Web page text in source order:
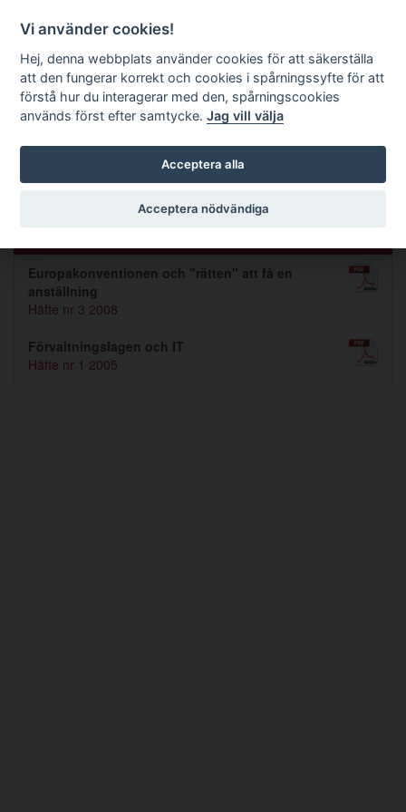
Förvaltningsrättslig tidskrift
Sök
Roger Petersson
Europakonventionen och "rätten" att få en
anställning
Häfte nr 3 2008
Förvaltningslagen och IT
Häfte nr 1 2005
Vi använder cookies!
Hej, denna webbplats använder cookies för att säkerställa
att den fungerar korrekt och cookies i spårningssyfte för att
förstå hur du interagerar med den, spårningscookies
används först efter samtycke.Jag vill välja
Acceptera alla
Acceptera nödvändiga